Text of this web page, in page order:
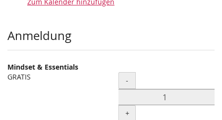
Produkte
Anmeldung
Mindset & Essentials
GRATIS
Menge
-
+